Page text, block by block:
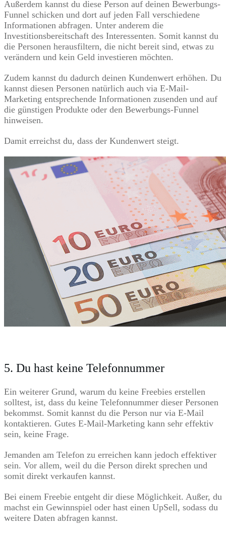
Außerdem kannst du diese Person auf deinen Bewerbungs-
Funnel schicken und dort auf jeden Fall verschiedene
Informationen abfragen. Unter anderem die
Investitionsbereitschaft des Interessenten. Somit kannst du
die Personen herausfiltern, die nicht bereit sind, etwas zu
verändern und kein Geld investieren möchten.
Zudem kannst du dadurch deinen Kundenwert erhöhen. Du
kannst diesen Personen natürlich auch via E-Mail-
Marketing entsprechende Informationen zusenden und auf
die günstigen Produkte oder den Bewerbungs-Funnel
hinweisen.
Damit erreichst du, dass der Kundenwert steigt.
5. Du hast keine Telefonnummer
Ein weiterer Grund, warum du keine Freebies erstellen
solltest, ist, dass du keine Telefonnummer dieser Personen
bekommst. Somit kannst du die Person nur via E-Mail
kontaktieren. Gutes E-Mail-Marketing kann sehr effektiv
sein, keine Frage.
Jemanden am Telefon zu erreichen kann jedoch effektiver
sein. Vor allem, weil du die Person direkt sprechen und
somit direkt verkaufen kannst.
Bei einem Freebie entgeht dir diese Möglichkeit. Außer, du
machst ein Gewinnspiel oder hast einen UpSell, sodass du
weitere Daten abfragen kannst.